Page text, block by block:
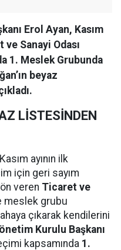
Erol Ayan, Kasım
ve Sanayi Odası
1. Meslek Grubunda
beyaz
LİSTESİNDEN
Kasım ayının ilk
için geri sayım
veren Ticaret ve
meslek grubu
çıkarak kendilerini
Kurulu Başkanı
kapsamında 1.